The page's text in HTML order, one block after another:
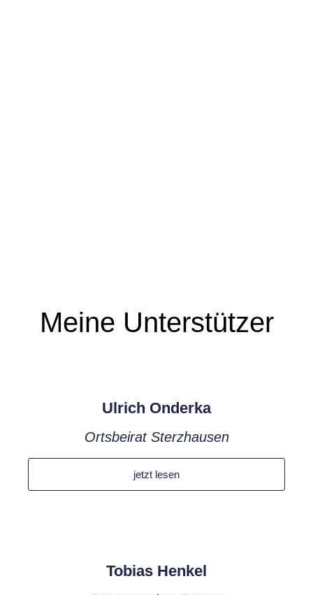
Meine Unterstützer
Ulrich Onderka
Ortsbeirat Sterzhausen
jetzt lesen
Tobias Henkel